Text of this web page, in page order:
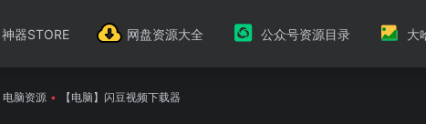
神器STORE 网盘资源大全 公众号资源目录 大
电脑资源 • 【电脑】闪豆视频下载器